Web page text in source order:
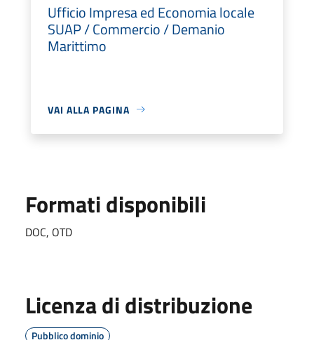
Ufficio Impresa ed Economia locale
SUAP / Commercio / Demanio
Marittimo
VAI ALLA PAGINA
Formati disponibili
DOC, OTD
Licenza di distribuzione
Pubblico dominio